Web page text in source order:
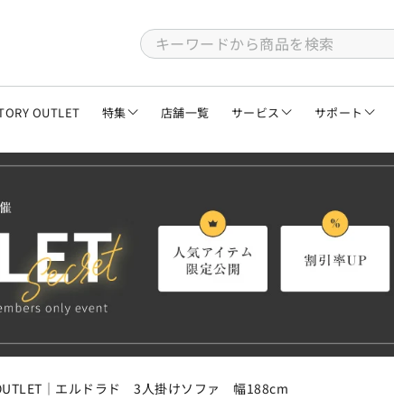
けソファ
けソファ
掛けソファ
チ・コーナーソファ
ソナルソファ
ール・オットマン
グテーブル
ニングテーブル
ニングセット
ドテーブル
ーデスク・書斎デスク
ニングチェア
ィスチェア・デスクチェア
ズチェア
ビネット
棚
ドフレーム
OUTLET 特集
お知らせ
コラム
店舗一覧 サービス
生地・板見本 サンプ
搬入スペースシュミレ
サポート
ご利用ガ
ご購入方法
クーポン
｜エルドラド 3人掛けソファ 幅188cm